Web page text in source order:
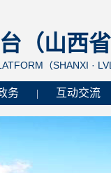
（山西
（SHANXI ·
务 互动交流